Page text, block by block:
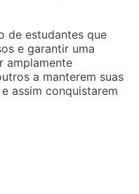
de estudantes que
e garantir uma
amplamente
a manterem suas
assim conquistarem